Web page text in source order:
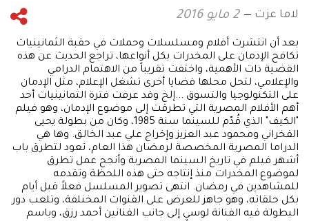
لاما عزت 2 مايو 2016
بعد أن انتشرت أفلام ومسلسلات وحملات في حقبة الثمانينيات
تكافح الإدمان على المخدرات بكل أنواعها، تراجع الحديث عن هذه
القضية ذات الأهمية، واختفت تقريباً من الاهتمام الدرامي
والإعلامي، لتحل محلها قضايا أخرى تشغل الإعلام، مثل الإدمان
على التكنولوجيا والتسوق ...إلخ وقد عرفت فترة الثمانينيات أحد
أهم الأفلام المصرية التي تطرقت إلى موضوع الإدمان، وهو فيلم
"الكيف" الذي قُدّم للسينما سنة 1985، وكان من بطولة يحيى
الفخراني ومحمود عبد العزيز وإخراج علي عبد الخالق. وها هي
الدراما المصرية المخصصة لرمضان هذا العام، تعود لتطرق باب
أشهر فيلم في تاريخ السينما المصرية وأنجح عمل تطرق
لموضوع المخدرات منذ إنتاجه حتى هذه اللحظة وتقدمه
للمشاهدين في رمضان. انتهى تصوير المسلسل فعلاً قبل أيام
بكل حلقاته، وهو جاهز للعرض على القنوات المخنلفة، وتلعب دور
البطولة فيه الفنانة لوسي إلى جانب الفنانين أحمد رزق، وباسم